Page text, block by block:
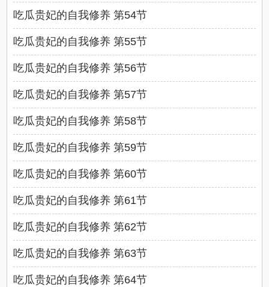
吃瓜贵妃的自我修养 第54节
吃瓜贵妃的自我修养 第55节
吃瓜贵妃的自我修养 第56节
吃瓜贵妃的自我修养 第57节
吃瓜贵妃的自我修养 第58节
吃瓜贵妃的自我修养 第59节
吃瓜贵妃的自我修养 第60节
吃瓜贵妃的自我修养 第61节
吃瓜贵妃的自我修养 第62节
吃瓜贵妃的自我修养 第63节
吃瓜贵妃的自我修养 第64节